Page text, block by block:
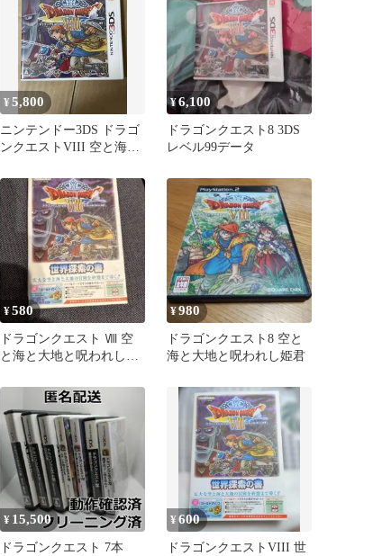
¥5,800
ニンテンドー3DS ドラゴ
ンクエストVIII 空と海と
¥6,100
ドラゴンクエスト8 3DS
レベル99データ
¥580
ドラゴンクエスト Ⅷ 空
と海と大地と呪われし姫
¥980
ドラゴンクエスト8 空と
海と大地と呪われし姫君
¥ 15,500
ドラゴンクエスト 7本
¥600
ドラゴンクエストVIII 世